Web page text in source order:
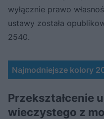
wyłącznie prawo
ustawy została
2540.
Najmodniejsze kolory
Przekształcenie
wieczystego z